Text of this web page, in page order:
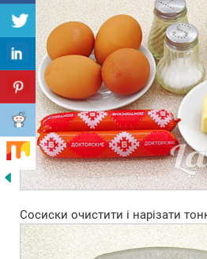
Сосиски очистити і нарізати